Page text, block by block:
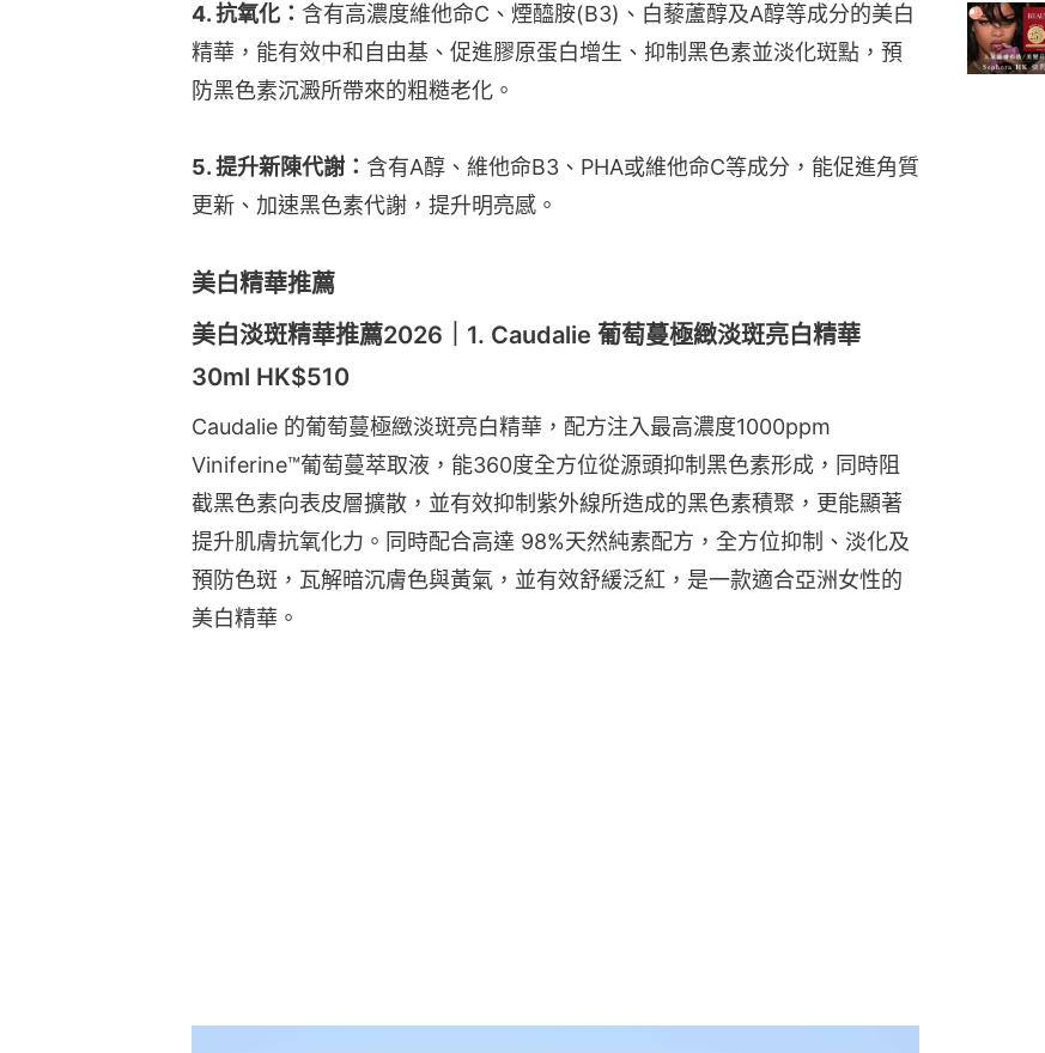
4. 抗氧化： 含有高濃度維他命C、煙醯胺(B3)、白藜蘆醇及A醇等成分的美白
精華，能有效中和自由基、促進膠原蛋白增生、抑制黑色素並淡化斑點，預
防黑色素沉澱所帶來的粗糙老化。
5. 提升新陳代謝： 含有A醇、維他命B3、PHA或維他命C等成分，能促進角質
更新、加速黑色素代謝，提升明亮感。
美白精華推薦
美白淡斑精華推薦2026｜1. Caudalie 葡萄蔓極緻淡斑亮白精華
30ml HK$510
Caudalie 的葡萄蔓極緻淡斑亮白精華，配方注入最高濃度1000ppm
Viniferine™葡萄蔓萃取液，能360度全方位從源頭抑制黑色素形成，同時阻
截黑色素向表皮層擴散，並有效抑制紫外線所造成的黑色素積聚，更能顯著
提升肌膚抗氧化力。同時配合高達 98%天然純素配方，全方位抑制、淡化及
預防色斑，瓦解暗沉膚色與黃氣，並有效舒緩泛紅，是一款適合亞洲女性的
美白精華。